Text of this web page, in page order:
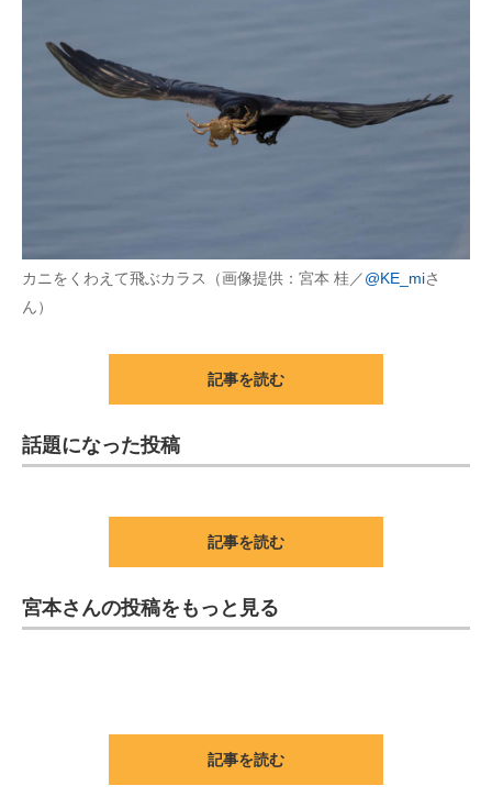
カニをくわえて飛ぶカラス（画像提供：宮本 桂／@KE_miさ
ん）
記事を読む
話題になった投稿
記事を読む
宮本さんの投稿をもっと見る
記事を読む